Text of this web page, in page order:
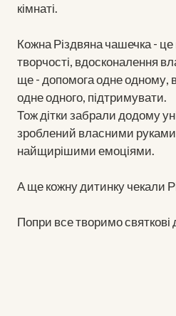
кімнаті.
Кожна Різдвяна чашечка - це
творчості, вдосконалення
ще - допомога одне одному,
одне одного, підтримувати.
Тож дітки забрали додому
зроблений власними
найщирішими емоціями.
А ще кожну дитинку чекали
Попри все творимо